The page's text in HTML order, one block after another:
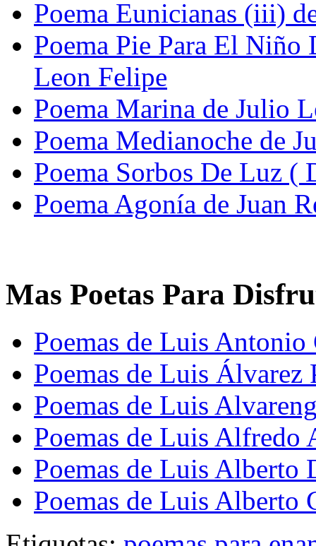
Poema Eunicianas (iii)
Poema Pie Para El Niño
Leon Felipe
Poema Marina de Julio
Poema Medianoche de
Poema Sorbos De Luz (
Poema Agonía de Juan
Mas Poetas Para
Poemas de Luis Antonio
Poemas de Luis Álvarez
Poemas de Luis
Poemas de Luis Alfredo
Poemas de Luis Alberto
Poemas de Luis Alberto